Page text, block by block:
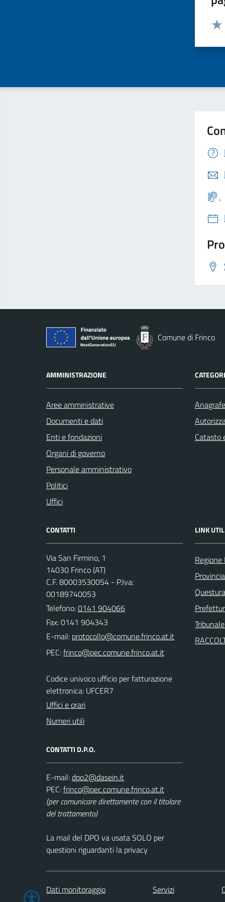
Comune di Frinco
AMMINISTRAZIONE
Aree amministrative
Documenti e dati
Enti e fondazioni
Organi di governo
Personale amministrativo
Politici
Uffici
Catasto
CONTATTI
Via San Firmino, 1
14030 Frinco (AT)
C.F. 80003530054 - P.Iva:
00189740053
Telefono:0141 904066
Fax: 0141 904343
E-mail:
PEC:
Codice univoco ufficio per fatturazione
elettronica: UFCER7
Uffici e orari
Numeri utili
CONTATTI D.P.O.
E-mail:
PEC:
(per comunicare direttamente con il titolare
del trattamento)
La mail del DPO va usata SOLO per
questioni riguardanti la privacy
LINK
Dati monitoraggio Servizi